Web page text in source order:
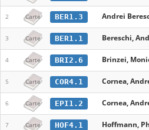
2 Carte BER1.3 Andrei
3 Carte BER1.1 Bereschi,
4 Carte BRI2.6 Brinzei,
5 Carte COR4.1 Cornea,
6 Carte EPI1.2 Cornea,
7 Carte HOF4.1 Hoffmann,